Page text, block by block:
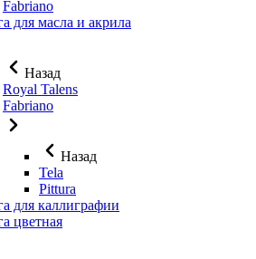
Fabriano
для масла и акрила
Назад
Royal Talens
Fabriano
Назад
Tela
Pittura
для каллиграфии
цветная